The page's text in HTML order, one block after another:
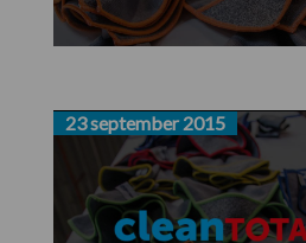
23 september 2015